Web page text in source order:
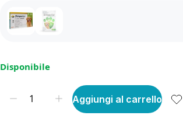
Disponibile
Aggiungi al carrello